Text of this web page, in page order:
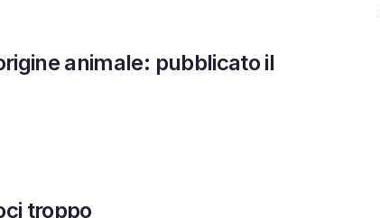
animale: pubblicato il
troppo